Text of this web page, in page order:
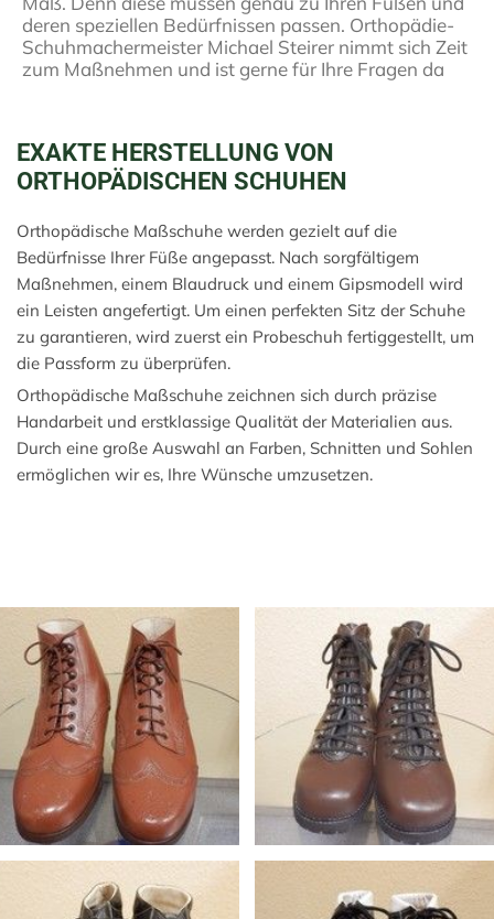
deren speziellen Bedürfnissen passen. Orthopädie-
Schuhmachermeister Michael Steirer nimmt sich Zeit
zum Maßnehmen und ist gerne für Ihre Fragen da
EXAKTE HERSTELLUNG VON
ORTHOPÄDISCHEN SCHUHEN
Orthopädische Maßschuhe werden gezielt auf die
Bedürfnisse Ihrer Füße angepasst. Nach sorgfältigem
Maßnehmen, einem Blaudruck und einem Gipsmodell wird
ein Leisten angefertigt. Um einen perfekten Sitz der Schuhe
zu garantieren, wird zuerst ein Probeschuh fertiggestellt, um
die Passform zu überprüfen.
Orthopädische Maßschuhe zeichnen sich durch präzise
Handarbeit und erstklassige Qualität der Materialien aus.
Durch eine große Auswahl an Farben, Schnitten und Sohlen
ermöglichen wir es, Ihre Wünsche umzusetzen.